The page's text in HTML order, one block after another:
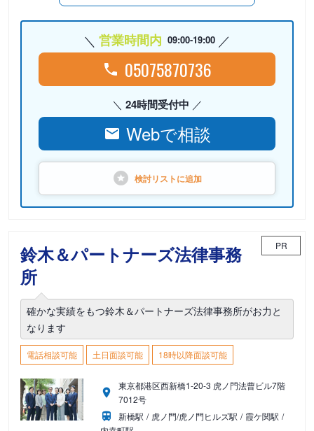
営業時間内 09:00-19:00
05075870736
24時間受付中
Webで相談
検討リストに追加
鈴木＆パートナーズ法律事務
所
PR
確かな実績をもつ鈴木＆パートナーズ法律事務所がお力と
なります
電話相談可能 土日面談可能 18時以降面談可能
東京都港区西新橋1-20-3 虎ノ門法曹ビル7階
7012号
新橋駅
虎ノ門/虎ノ門ヒルズ駅
霞ケ関駅